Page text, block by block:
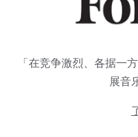
「在竞争激烈、各据一
展音